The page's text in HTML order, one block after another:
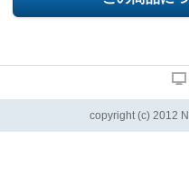
copyright (c) 2012